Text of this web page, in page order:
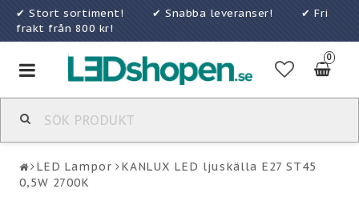
✔ Stort sortiment! ✔ Snabba leveranser! ✔ Fri
frakt från 800 kr!
0
Toggle
navigation
LED Lampor
KANLUX LED ljuskälla E27 ST45
0,5W 2700K